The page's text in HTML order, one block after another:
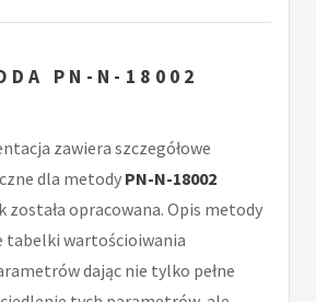
PN-N-18002
zawiera szczegółowe
dla metody PN-N-18002
została opracowana. Opis metody
tabelki wartościoiwania
dając nie tylko pełne